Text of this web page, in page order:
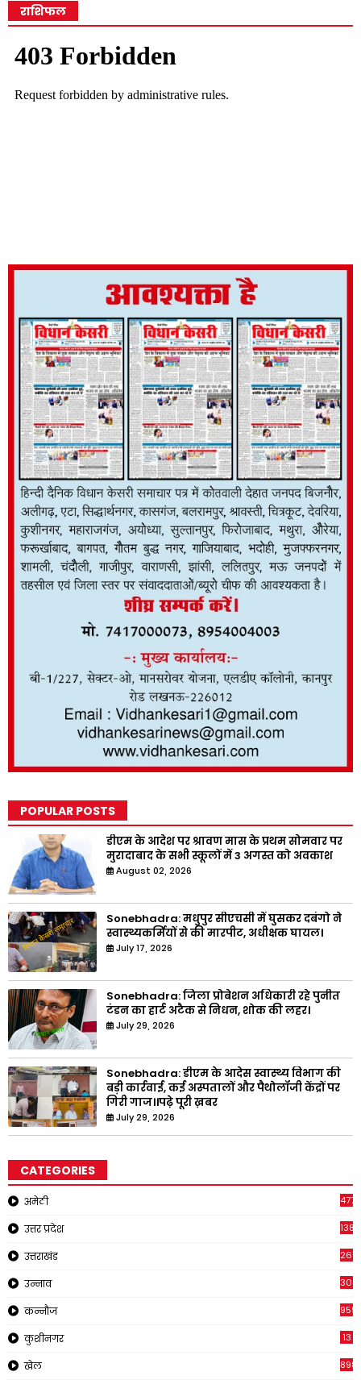
राशिफल
POPULAR POSTS
डीएम के आदेश पर श्रावण मास के प्रथम सोमवार पर
मुरादाबाद के सभी स्कूलों में 3 अगस्त को अवकाश
August 02, 2026
Sonebhadra: मधुपुर सीएचसी में घुसकर दबंगो ने
स्वास्थ्यकर्मियों से की मारपीट, अधीक्षक घायल।
July 17, 2026
Sonebhadra: जिला प्रोबेशन अधिकारी रहे पुनीत
टंडन का हार्ट अटैक से निधन, शोक की लहर।
July 29, 2026
Sonebhadra: डीएम के आदेस स्वास्थ्य विभाग की
बड़ी कार्रवाई, कई अस्पतालों और पैथोलॉजी केंद्रों पर
गिरी गाज।।पढ़े पूरी ख़बर
July 29, 2026
CATEGORIES
अमेठी 4771
उत्तर प्रदेश 1381
उत्तराखंड
उन्नाव 308
कन्नौज 959
कुशीनगर 13
खेल 898